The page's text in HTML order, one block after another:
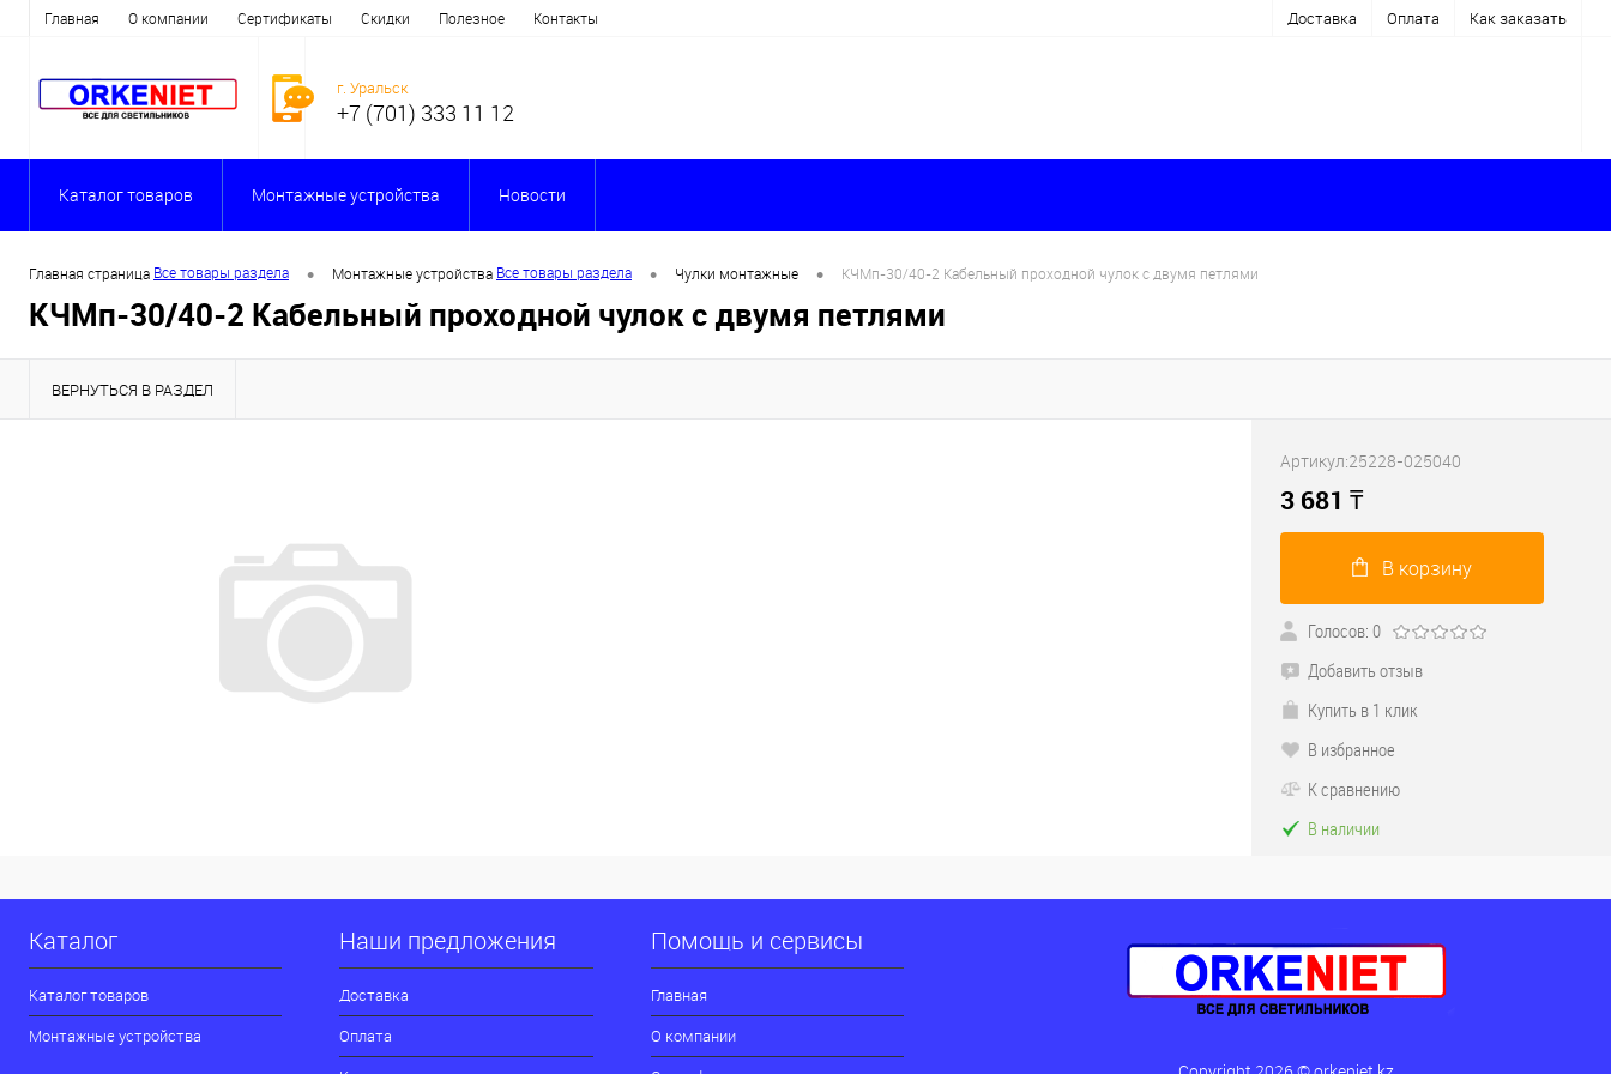
Главная О компании Сертификаты Скидки Полезное Контакты Доставка Оплата Как заказать
г. Уральск
+7 (701) 333 11 12
Каталог товаров Монтажные устройства Новости
Главная страница Все товары раздела • Монтажные устройства Все товары раздела • Чулки монтажные • КЧМп-30/40-2 Кабельный проходной чулок с двумя петлями
КЧМп-30/40-2 Кабельный проходной чулок с двумя петлями
ВЕРНУТЬСЯ В РАЗДЕЛ
Артикул:25228-025040
3 681 ₸
В корзину
Голосов: 0
Добавить отзыв
Купить в 1 клик
В избранное
К сравнению
В наличии
Каталог
Каталог товаров
Монтажные устройства
Наши предложения
Доставка
Оплата
Помощь и сервисы
Главная
О компании